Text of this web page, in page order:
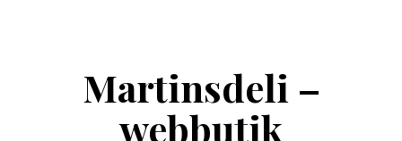
Martinsdeli –
webbutik